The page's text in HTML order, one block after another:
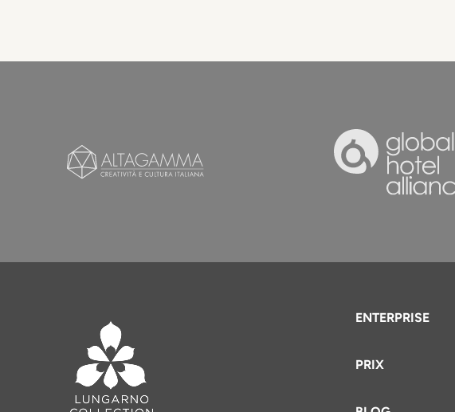
ENTERPRISE
PRIX